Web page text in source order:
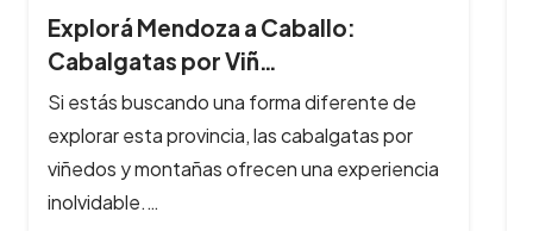
Explorá Mendoza a Caballo:
Cabalgatas por Viñ…
Si estás buscando una forma diferente de
explorar esta provincia, las cabalgatas por
viñedos y montañas ofrecen una experiencia
inolvidable.…